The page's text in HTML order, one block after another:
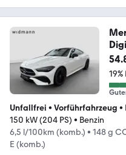
Unfallfrei • Vorführfahrzeug •
150 kW (204 PS) • Benzin
6,5 l/100km (komb.) • 148 g
E (komb.)